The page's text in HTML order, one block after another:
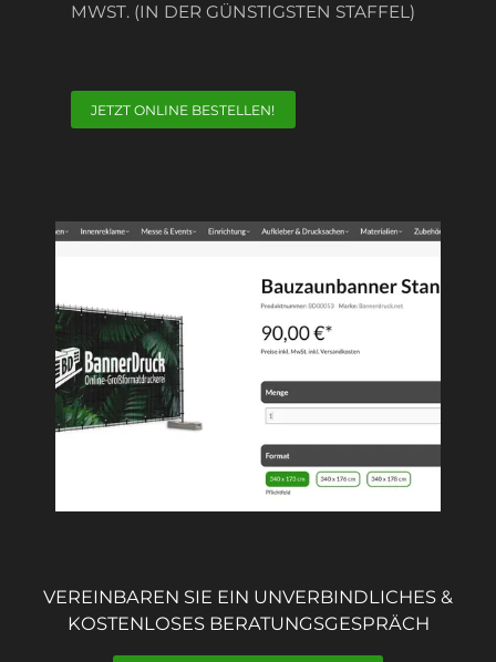
MWST. (IN DER GÜNSTIGSTEN STAFFEL)
JETZT ONLINE BESTELLEN!
VEREINBAREN SIE EIN UNVERBINDLICHES &
KOSTENLOSES BERATUNGSGESPRÄCH